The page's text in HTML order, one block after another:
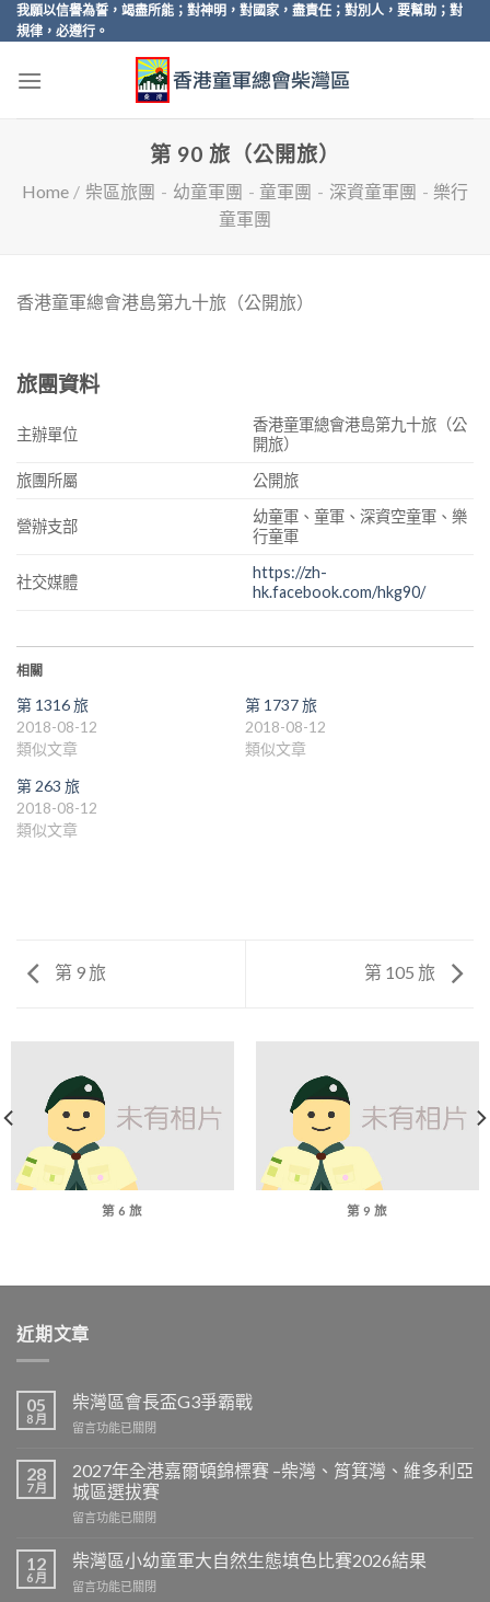
Skip
to
我願以信譽為誓，竭盡所能；對神明，對國家，盡責任；對別人，要幫助；對
規律，必遵行。
第 90 旅（公開旅）
Home / 柴區旅團 - 幼童軍團 - 童軍團 - 深資童軍團 - 樂行
童軍團
香港童軍總會港島第九十旅（公開旅）
旅團資料
主辦單位
香港童軍總會港島第九十旅（公
開旅）
旅團所屬
公開旅
營辦支部
幼童軍、童軍、深資空童軍、樂
行童軍
社交媒體
https://zh-
hk.facebook.com/hkg90/
相關
第 1316 旅
2018-08-12
類似文章
第 1737 旅
2018-08-12
類似文章
第 263 旅
2018-08-12
類似文章
第 9 旅 第 105 旅
第 6 旅 第 9 旅
近期文章
05
8 月
柴灣區會長盃G3爭霸戰
在
灣
區
會
長
G3
霸
留言功能已關閉
28
7 月
2027年全港嘉爾頓錦標賽 –柴灣、筲箕灣、維多利亞
城區選拔賽
在
年
全
港
留言功能已關閉
12
6 月
柴灣區小幼童軍大自然生態填色比賽2026結果
在
留言功能已關閉